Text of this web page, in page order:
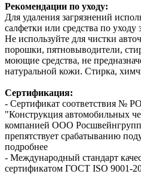
Рекомендации по уходу:
Для удаления загрязнений
салфетки или средства по уходу
Не используйте для чистки
порошки, пятновыводители,
моющие средства, не
натуральной кожи. Стирка,
Сертификация:
- Сертификат соответствия №
"Конструкция автомобильных
компанией ООО
препятствует срабатыванию
подробнее
- Международный стандарт
сертификатом ГОСТ ISO 9001-